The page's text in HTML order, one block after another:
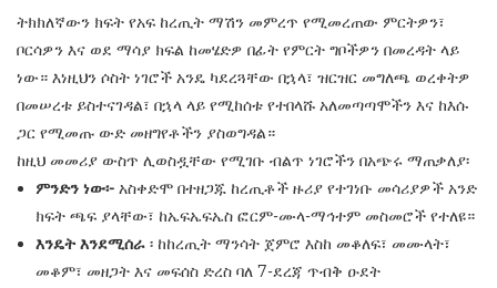
ትክክለኛውን ክፍት የአፍ ከረጢት ማሽን መምረጥ የሚመረጠው ምርትዎን፣
ቦርሳዎን እና ወደ ማሳያ ክፍል ከመሄድዎ በፊት የምርት ግቦችዎን በመረዳት ላይ
ነው። እነዚህን ሶስት ነገሮች አንዴ ካደረጓቸው በኋላ፣ ዝርዝር መግለጫ ወረቀትዎ
በመሠረቱ ይስተናገዳል፣ በኋላ ላይ የሚከሰቱ የተበላሹ አለመጣጣሞችን እና ከእሱ
ጋር የሚመጡ ውድ መዘግየቶችን ያስወግዳል።
ከዚህ መመሪያ ውስጥ ሊወስዷቸው የሚገቡ ብልጥ ነገሮችን በአጭሩ ማጠቃለያ፡
ምንድን ነው፡- አስቀድሞ በተዘጋጁ ከረጢቶች ዙሪያ የተገነቡ መሳሪያዎች አንድ
ክፍት ጫፍ ያላቸው፣ ከኤፍኤፍኤስ ፎርም-ሙላ-ማኅተም መስመሮች የተለዩ።
እንዴት እንደሚሰራ ፡ ከከረጢት ማንሳት ጀምሮ እስከ መቆለፍ፣ መሙላት፣
መቆም፣ መዘጋት እና መፍሰስ ድረስ ባለ 7-ደረጃ ጥብቅ ዑደት